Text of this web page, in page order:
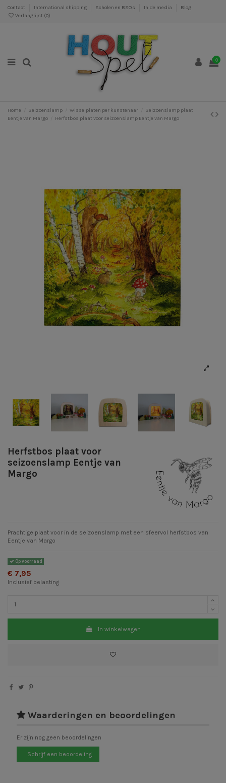
Contact International shipping Scholen en BSO's In de media
Blog
Verlanglijst (0)
0
Home Seizoenslamp Wisselplaten per kunstenaar
Seizoenslamp plaat
Eentje van Margo
Herfstbos plaat voor seizoenslamp Eentje van Margo
Herfstbos plaat voor
seizoenslamp Eentje van
Margo
Prachtige plaat voor in de seizoenslamp met een sfeervol herfstbos van
Eentje van Margo
Op voorraad
€ 7,95
Inclusief belasting
In winkelwagen
Waarderingen en beoordelingen
Er zijn nog geen beoordelingen
Schrijf een beoordeling